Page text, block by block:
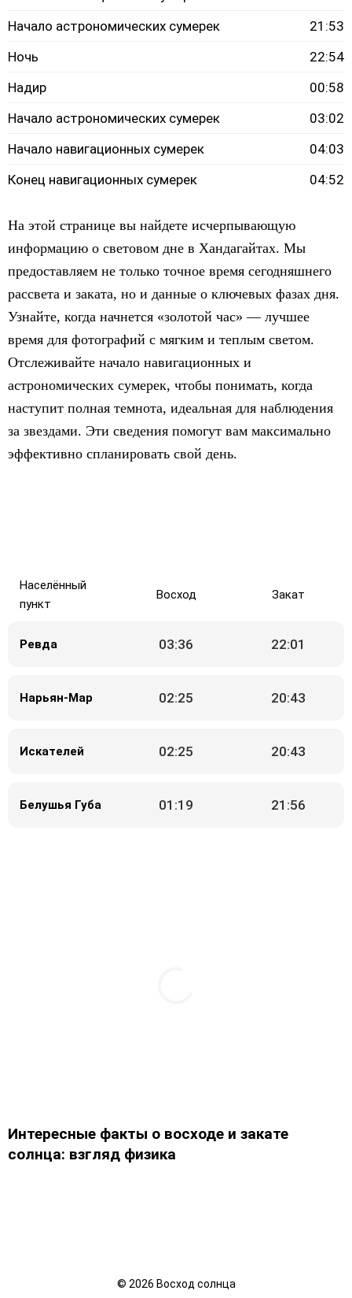
Начало астрономических сумерек
21:53
Ночь
22:54
Надир
00:58
Начало астрономических сумерек
03:02
Начало навигационных сумерек
04:03
Конец навигационных сумерек
04:52
На этой странице вы найдете исчерпывающую
информацию о световом дне в Хандагайтах. Мы
предоставляем не только точное время сегодняшнего
рассвета и заката, но и данные о ключевых фазах дня.
Узнайте, когда начнется «золотой час» — лучшее
время для фотографий с мягким и теплым светом.
Отслеживайте начало навигационных и
астрономических сумерек, чтобы понимать, когда
наступит полная темнота, идеальная для наблюдения
за звездами. Эти сведения помогут вам максимально
эффективно спланировать свой день.
Населённый
пункт
Восход Закат
Ревда 03:36 22:01
Нарьян-Мар 02:25 20:43
Искателей 02:25 20:43
Белушья Губа 01:19 21:56
Интересные факты о восходе и закате
солнца: взгляд физика
© 2026 Восход солнца